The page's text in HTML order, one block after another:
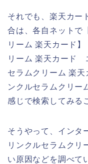
それでも、楽天カー
合は、各自ネットで
リーム 楽天カード
リーム 楽天カード
セラムクリーム 楽
ンクルセラムクリ
感じで検索してみる
そうやって、インタ
リンクルセラムクリ
い原因などを調べて